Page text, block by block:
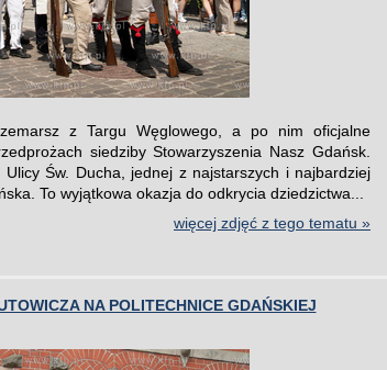
z Targu Węglowego, a po nim oficjalne
siedziby Stowarzyszenia Nasz Gdańsk.
Św. Ducha, jednej z najstarszych i najbardziej
To wyjątkowa okazja do odkrycia dziedzictwa...
więcej zdjęć z tego tematu »
NA POLITECHNICE GDAŃSKIEJ